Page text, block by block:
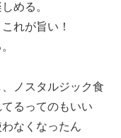
める。
れが旨い！
ノスタルジック食
るってのもいい
なくなったん